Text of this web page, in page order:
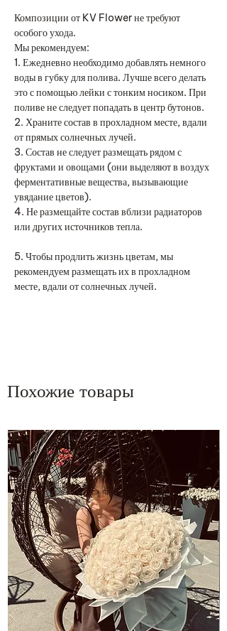
Композиции от KV Flower не требуют
особого ухода.
Мы рекомендуем:
1. Ежедневно необходимо добавлять немного
воды в губку для полива. Лучше всего делать
это с помощью лейки с тонким носиком. При
поливе не следует попадать в центр бутонов.
2. Храните состав в прохладном месте, вдали
от прямых солнечных лучей.
3. Состав не следует размещать рядом с
фруктами и овощами (они выделяют в воздух
ферментативные вещества, вызывающие
увядание цветов).
4. Не размещайте состав вблизи радиаторов
или других источников тепла.
5. Чтобы продлить жизнь цветам, мы
рекомендуем размещать их в прохладном
месте, вдали от солнечных лучей.
Похожие товары